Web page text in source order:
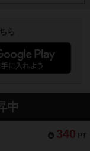
ら
中
340 PT